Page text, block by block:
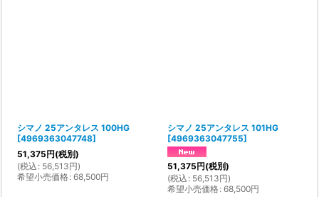
シマノ 25アンタレス 100HG
[4969363047748]
51,375円(税別)
(税込 : 56,513円)
希望小売価格: 68,500円
シマノ 25アンタレス 101HG
[4969363047755]
51,375円(税別)
(税込 : 56,513円)
希望小売価格: 68,500円